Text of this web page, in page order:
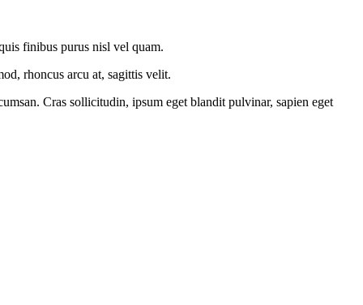
finibus purus nisl vel quam.
rhoncus arcu at, sagittis velit.
Cras sollicitudin, ipsum eget blandit pulvinar, sapien eget